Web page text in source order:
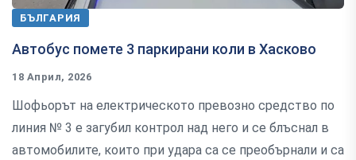
БЪЛГАРИЯ
Автобус помете 3 паркирани коли в Хасково
18 Април, 2026
Шофьорът на електрическото превозно средство по
линия № 3 е загубил контрол над него и се блъснал в
автомобилите, които при удара са се преобърнали и са